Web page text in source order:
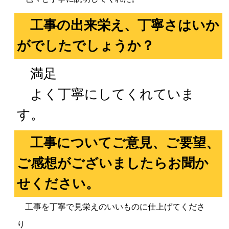
工事の出来栄え、丁寧さはいか
がでしたでしょうか？
満足
よく丁寧にしてくれていま
す。
工事についてご意見、ご要望、
ご感想がございましたらお聞か
せください。
工事を丁寧で見栄えのいいものに仕上げてくださ
り